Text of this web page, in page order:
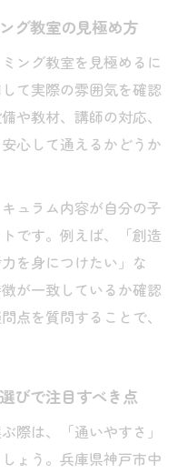
ラミング教室体験の
ログラミング教室の
験で感じる楽しさの
性を徹底分析
向いている子供の特
供のプログラミン
合う子の性格や適性
ログラミング教室の
グ教室の見極め方
ング教室を見極めるに
て実際の雰囲気を確認
や教材、講師の対応、
心して通えるかどうか
ュラム内容が自分の子
です。例えば、「創造
を身につけたい」な
が一致しているか確認
点を質問することで、
びで注目すべき点
際は、「通いやすさ」
ょう。兵庫県神戸市中